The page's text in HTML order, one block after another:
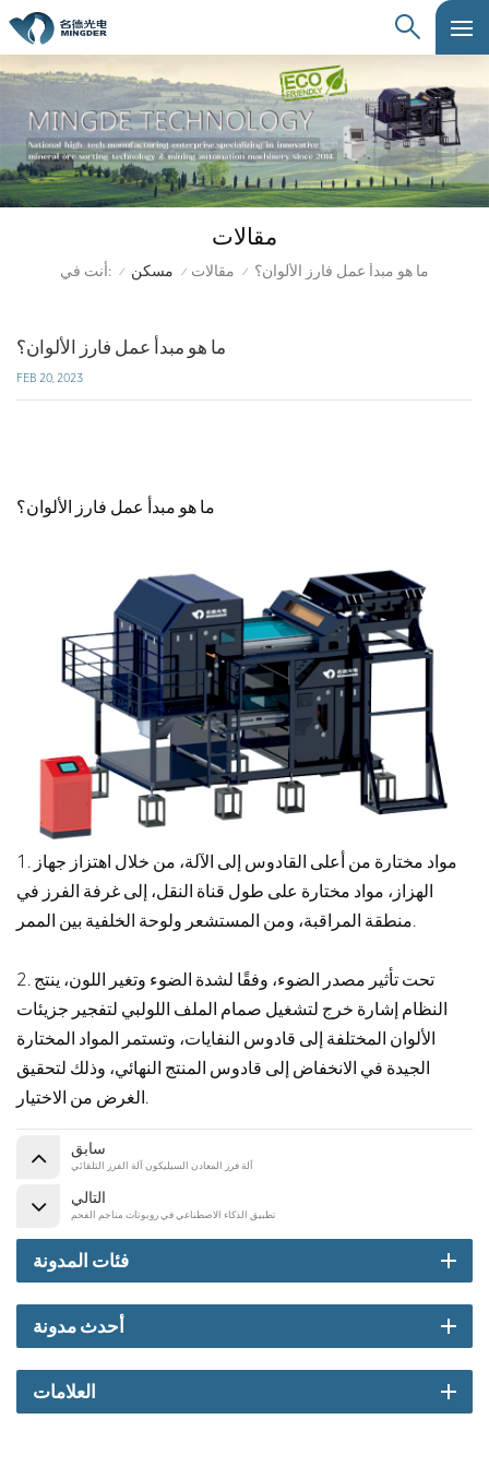
مقالات
أنت في: / مسكن / مقالات / ما هو مبدأ عمل فارز الألوان؟
ما هو مبدأ عمل فارز الألوان؟
FEB 20, 2023
ما هو مبدأ عمل فارز الألوان؟
1. مواد مختارة من أعلى القادوس إلى الآلة، من خلال اهتزاز جهاز
الهزاز، مواد مختارة على طول قناة النقل، إلى غرفة الفرز في
منطقة المراقبة، ومن المستشعر ولوحة الخلفية بين الممر.
2. تحت تأثير مصدر الضوء، وفقًا لشدة الضوء وتغير اللون، ينتج
النظام إشارة خرج لتشغيل صمام الملف اللولبي لتفجير جزيئات
الألوان المختلفة إلى قادوس النفايات، وتستمر المواد المختارة
الجيدة في الانخفاض إلى قادوس المنتج النهائي، وذلك لتحقيق
الغرض من الاختيار.
سابق
آلة فرز المعادن السيليكون آلة الفرز التلقائي
التالي
تطبيق الذكاء الاصطناعي في روبوتات مناجم الفحم
فئات المدونة
أحدث مدونة
العلامات